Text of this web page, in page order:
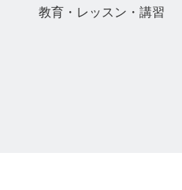
教育・レッスン・講習